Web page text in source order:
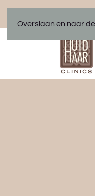
Overslaan en naar